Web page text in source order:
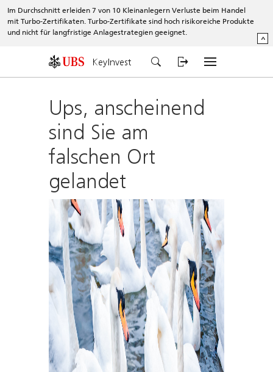
Im Durchschnitt erleiden 7 von 10 Kleinanlegern Verluste beim Handel
mit Turbo-Zertifikaten. Turbo-Zertifikate sind hoch risikoreiche Produkte
und nicht für langfristige Anlagestrategien geeignet.
^
KeyInvest
Ups, anscheinend
sind Sie am
falschen Ort
gelandet